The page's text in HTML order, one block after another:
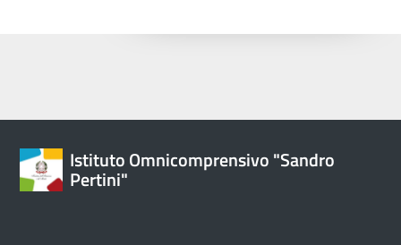
Istituto Omnicomprensivo "Sandro
Pertini"